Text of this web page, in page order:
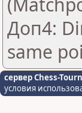
Доп4:
same
сервер Chess-
условия